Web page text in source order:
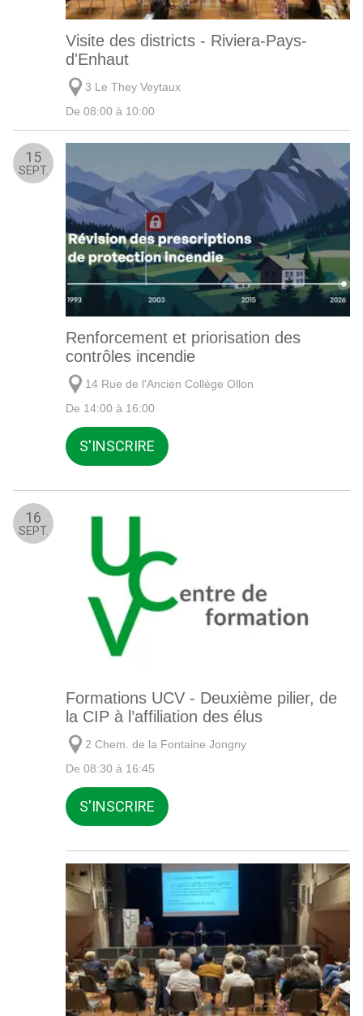
Visite des districts - Riviera-Pays-
d'Enhaut
3 Le They Veytaux
De 08:00 à 10:00
15
SEPT.
Renforcement et priorisation des
contrôles incendie
14 Rue de l'Ancien Collège Ollon
De 14:00 à 16:00
S'INSCRIRE
16
SEPT.
Formations UCV - Deuxième pilier, de
la CIP à l’affiliation des élus
2 Chem. de la Fontaine Jongny
De 08:30 à 16:45
S'INSCRIRE